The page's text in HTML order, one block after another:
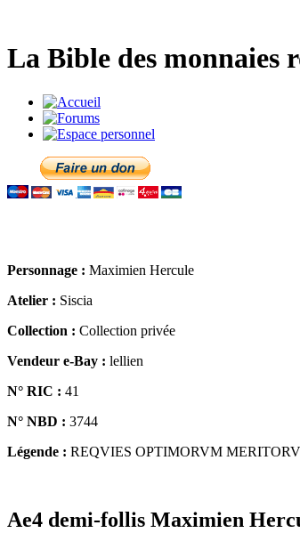
La Bible des monnaies
Personnage : Maximien Hercule
Atelier : Siscia
Collection : Collection privée
Vendeur e-Bay : lellien
N° RIC : 41
N° NBD : 3744
Légende : REQVIES OPTIMORVM
Ae4 demi-follis Maximien